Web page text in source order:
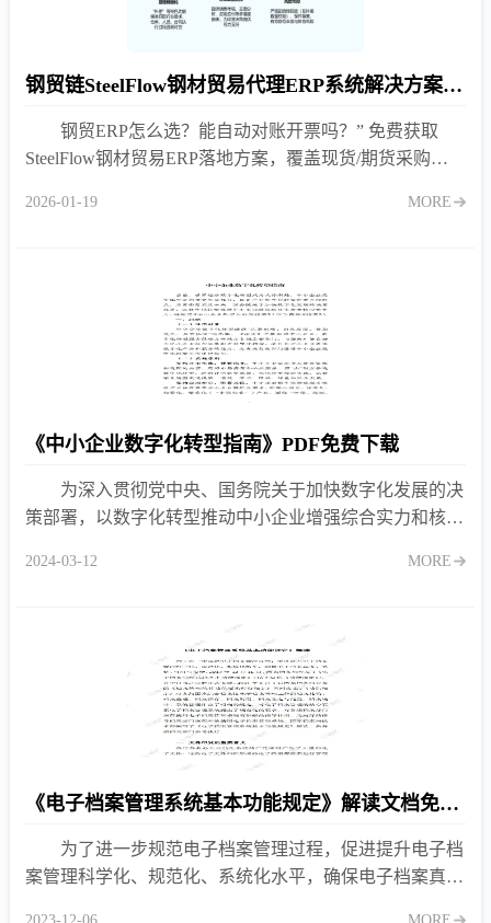
钢贸链SteelFlow钢材贸易代理ERP系统解决方案下载
钢贸ERP怎么选？能自动对账开票吗？” 免费获取
SteelFlow钢材贸易ERP落地方案，覆盖现货/期货采购、
题。
2026-01-19 MORE
《中小企业数字化转型指南》PDF免费下载
为深入贯彻党中央、国务院关于加快数字化发展的决
策部署，以数字化转型推动中小企业增强综合实力和核心
转型指南》《中
2024-03-12 MORE
《电子档案管理系统基本功能规定》解读文档免费下载
为了进一步规范电子档案管理过程，促进提升电子档
案管理科学化、规范化、系统化水平，确保电子档案真